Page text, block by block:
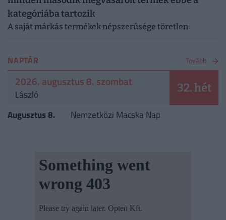
kategóriába tartozik
A saját márkás termékek népszerűsége töretlen.
NAPTÁR Tovább
2026. augusztus 8. szombat
László 32. hét
Augusztus 8. Nemzetközi Macska Nap